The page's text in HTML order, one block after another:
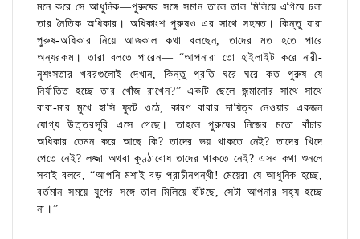
মনে করে সে আধুনিক—পুরুষের সঙ্গে সমান তালে তাল মিলিয়ে এগিয়ে চলা
তার নৈতিক অধিকার। অধিকাংশ পুরুষও এর সাথে সহমত। কিন্তু যারা
পুরুষ-অধিকার নিয়ে আজকাল কথা বলছেন, তাদের মত হতে পারে
অন্যরকম। তারা বলতে পারেন— “আপনারা তো হাইলাইট করে নারী-
নৃশংসতার খবরগুলোই দেখান, কিন্তু প্রতি ঘরে ঘরে কত পুরুষ যে
নির্যাতিত হচ্ছে তার খোঁজ রাখেন?” একটি ছেলে জন্মানোর সাথে সাথে
বাবা-মার মুখে হাসি ফুটে ওঠে, কারণ বাবার দায়িত্ব নেওয়ার একজন
যোগ্য উত্তরসূরি এসে গেছে। তাহলে পুরুষের নিজের মতো বাঁচার
অধিকার তেমন করে আছে কি? তাদের ভয় থাকতে নেই? তাদের খিদে
পেতে নেই? লজ্জা অথবা কুণ্ঠাবোধ তাদের থাকতে নেই? এসব কথা শুনলে
সবাই বলবে, “আপনি মশাই বড় প্রাচীনপন্থী! মেয়েরা যে আধুনিক হচ্ছে,
বর্তমান সময়ে যুগের সঙ্গে তাল মিলিয়ে হাঁটছে, সেটা আপনার সহ্য হচ্ছে
না।”